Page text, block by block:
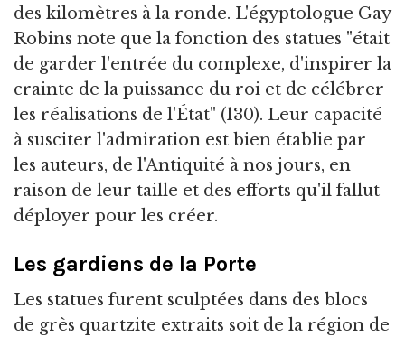
des kilomètres à la ronde. L'égyptologue Gay
Robins note que la fonction des statues "était
de garder l'entrée du complexe, d'inspirer la
crainte de la puissance du roi et de célébrer
les réalisations de l'État" (130). Leur capacité
à susciter l'admiration est bien établie par
les auteurs, de l'Antiquité à nos jours, en
raison de leur taille et des efforts qu'il fallut
déployer pour les créer.
Les gardiens de la Porte
Les statues furent sculptées dans des blocs
de grès quartzite extraits soit de la région de